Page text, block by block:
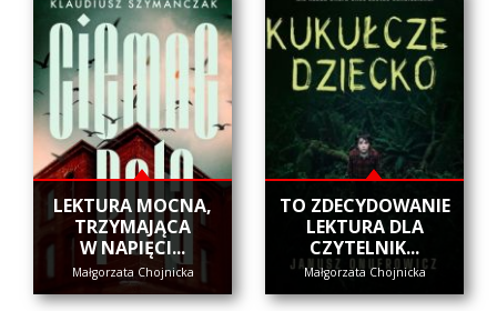
​LEKTURA MOCNA,
TRZYMAJĄCA
W NAPIĘCI...
Małgorzata Chojnicka
​TO ZDECYDOWANIE
LEKTURA DLA
CZYTELNIK...
Małgorzata Chojnicka